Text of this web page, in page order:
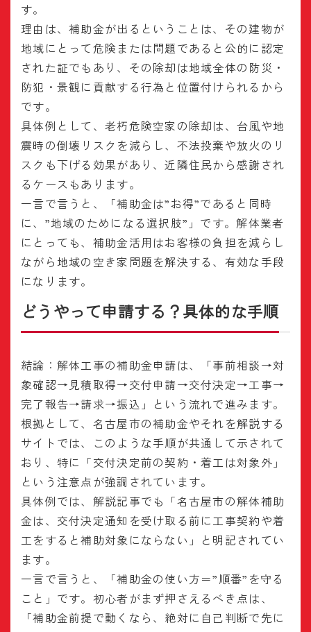
す。
理由は、補助金が出るということは、その建物が
地域にとって危険または問題であると公的に認定
された証でもあり、その除却は地域全体の防災・
防犯・景観に貢献する行為と位置付けられるから
です。
具体例として、老朽危険空家の除却は、台風や地
震時の倒壊リスクを減らし、不法投棄や放火のリ
スクも下げる効果があり、近隣住民から感謝され
るケースもあります。
一言で言うと、「補助金は”お得”であると同時
に、”地域のためになる選択肢”」です。解体業者
にとっても、補助金活用はお客様の負担を減らし
ながら地域の空き家問題を解決する、有効な手段
になります。
どうやって申請する？具体的な手順
結論：解体工事の補助金申請は、「事前相談→対
象確認→見積取得→交付申請→交付決定→工事→
完了報告→請求→振込」という流れで進みます。
根拠として、名古屋市の補助金やそれを解説する
サイトでは、このような手順が共通して示されて
おり、特に「交付決定前の契約・着工は対象外」
という注意点が強調されています。
具体例では、解説記事でも「名古屋市の解体補助
金は、交付決定通知を受け取る前に工事契約や着
工をすると補助対象にならない」と明記されてい
ます。
一言で言うと、「補助金の使い方＝”順番”を守る
こと」です。初心者がまず押さえるべき点は、
「補助金前提で動くなら、絶対に自己判断で先に